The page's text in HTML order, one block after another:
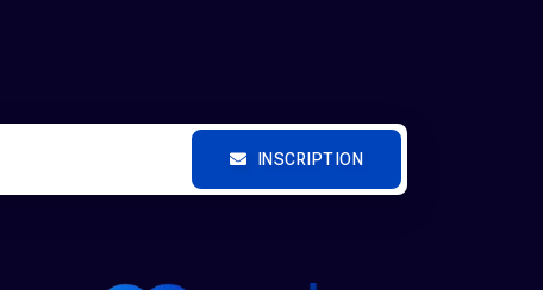
INSCRIPTION